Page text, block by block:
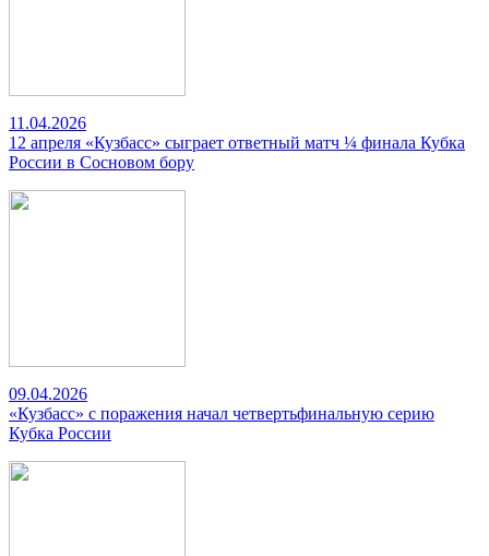
11.04.2026
12 апреля «Кузбасс» сыграет ответный матч ¼ финала Кубка
России в Сосновом бору
09.04.2026
«Кузбасс» с поражения начал четвертьфинальную серию
Кубка России